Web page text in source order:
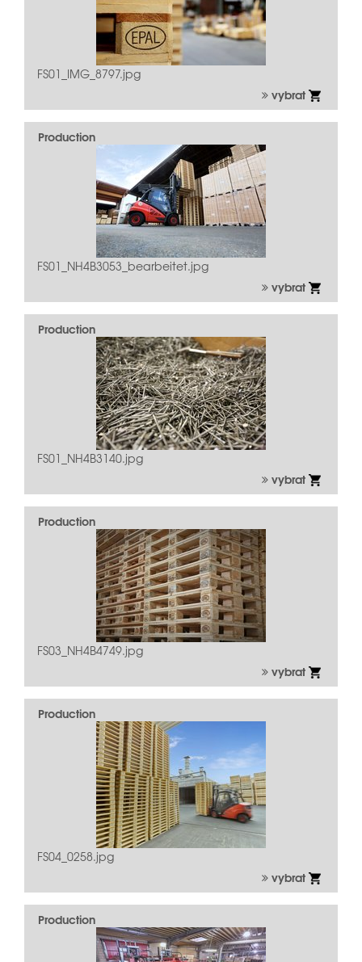
FS01_IMG_8797.jpg
vybrat
Production
FS01_NH4B3053_bearbeitet.jpg
vybrat
Production
FS01_NH4B3140.jpg
vybrat
Production
FS03_NH4B4749.jpg
vybrat
Production
FS04_0258.jpg
vybrat
Production